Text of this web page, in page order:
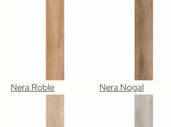
Nera Roble Nera Nogal